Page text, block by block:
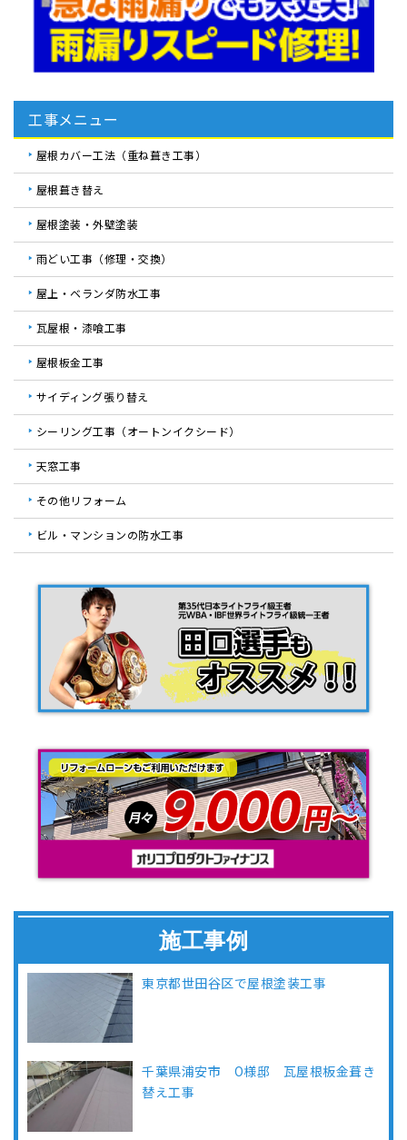
工事メニュー
屋根カバー工法（重ね葺き工事）
屋根葺き替え
屋根塗装・外壁塗装
雨どい工事（修理・交換）
屋上・ベランダ防水工事
瓦屋根・漆喰工事
屋根板金工事
サイディング張り替え
シーリング工事（オートンイクシード）
天窓工事
その他リフォーム
ビル・マンションの防水工事
施工事例
東京都世田谷区で屋根塗装工事
千葉県浦安市 O様邸 瓦屋根板金葺き
替え工事